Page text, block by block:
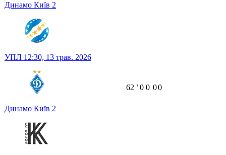
Динамо Київ 2
УПЛ 12:30, 13 трав. 2026
Динамо Київ 2
62 ʼ0 0 00